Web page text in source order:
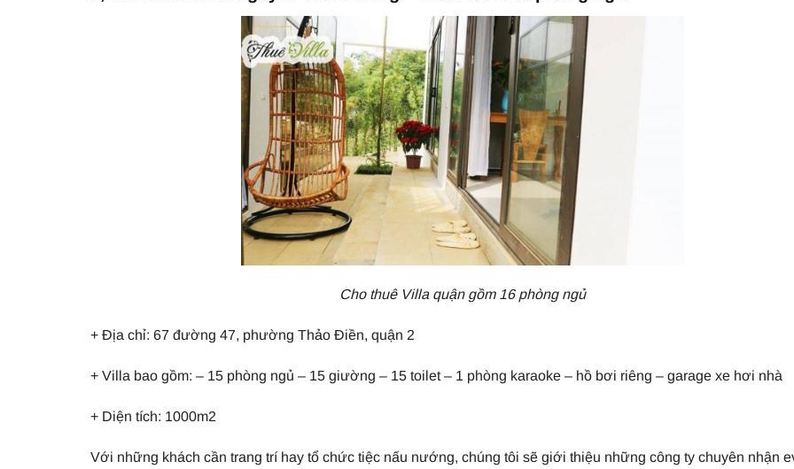
Cho thuê Villa quận gồm 16 phòng ngủ
+ Địa chỉ: 67 đường 47, phường Thảo Điền, quận 2
+ Villa bao gồm: – 15 phòng ngủ – 15 giường – 15 toilet – 1 phòng karaoke – hồ bơi riêng – garage xe hơi nhà
+ Diện tích: 1000m2
Với những khách cần trang trí hay tổ chức tiệc nấu nướng, chúng tôi sẽ giới thiệu những công ty chuyên nhận